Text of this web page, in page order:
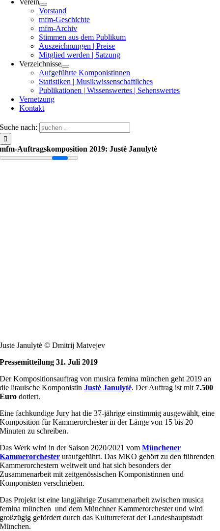
Verein
Vorstand
mfm-Geschichte
mfm-Archiv
Stimmen aus dem Publikum
Auszeichnungen | Preise
Mitglied werden | Satzung
Verzeichnisse
Aufgeführte Komponistinnen
Statistiken | Musikwissenschaftliches
Publikationen | Wissenswertes | Sehenswertes
Vernetzung
Kontakt
Suche nach:
mfm-Auftragskomposition 2019: Justė Janulytė
Justė Janulytė © Dmitrij Matvejev
Pressemitteilung 31. Juli 2019
Der Kompositionsauftrag von musica femina münchen geht 2019 an
die litauische KomponistinJustė Janulytė. Der Auftrag ist mit 7.500
Euro dotiert.
Eine fachkundige Jury hat die 37-jährige einstimmig ausgewählt, eine
Komposition für Kammerorchester­ in der Länge von 15 bis 20
Minuten zu schreiben.
Das Werk wird in der Saison 2020/2021 vomMünchener
Kammerorchester uraufgeführt. Das MKO gehört zu den führenden
Kammerorchestern weltweit und hat sich besonders der
Zusammenarbeit mit zeitgenössischen Komponistinnen und
Komponisten verschrieben.
Das Projekt ist eine langjährige Zusammenarbeit zwischen musica
femina münchen und dem Münchner Kammerorchester und wird
großzügig gefördert durch das Kulturreferat der Landeshauptstadt
München.